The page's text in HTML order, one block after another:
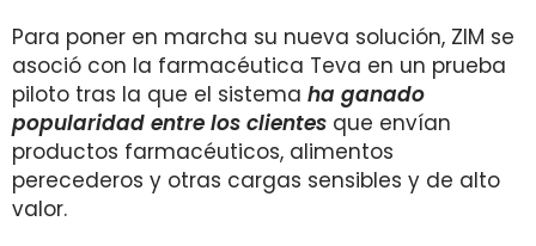
Para poner en marcha su nueva solución, ZIM se
asoció con la farmacéutica Teva en un prueba
piloto tras la que el sistema ha ganado
popularidad entre los clientes que envían
productos farmacéuticos, alimentos
perecederos y otras cargas sensibles y de alto
valor.